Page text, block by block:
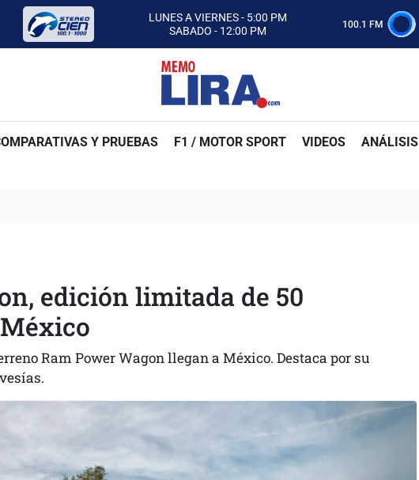
LUNES A VIERNES - 5:00 PM
SABADO - 12:00 PM
ESCUCHA AUTOS AL CIEN
CON MEMO LIRA Y SU EQUIPO
LUNES A VIERNES - 5:00 PM
SABADO - 12:00 PM
100.1 FM
Y PRUEBAS F1 / MOTOR SPORT VIDEOS ANÁLISIS
edición limitada de 50
Ram Power Wagon llegan a México. Destaca por su